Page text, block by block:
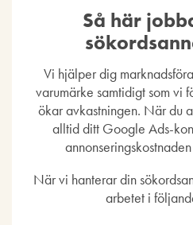
Så här
Vi hjälper dig
varumärke samtidigt som vi
ökar avkastningen. När du
alltid ditt Google Ads-
När vi hanterar din
arbetet i